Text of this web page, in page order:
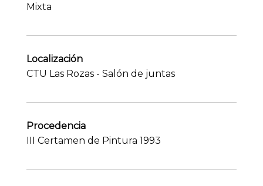
Mixta
Localización
CTU Las Rozas - Salón de juntas
Procedencia
III Certamen de Pintura 1993